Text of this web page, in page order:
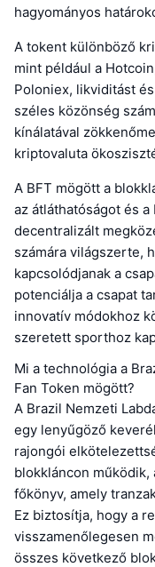
hagyományos
A tokent különböző
mint például a
Poloniex, likviditást
széles közönség
kínálatával
kriptovaluta
A BFT mögött a
az átláthatóságot és
decentralizált
számára világszerte,
kapcsolódjanak a
potenciálja a csapat
innovatív módokhoz
szeretett sporthoz
Mi a technológia a
Fan Token mögött?
A Brazil Nemzeti
egy lenyűgöző
rajongói
blokkláncon
főkönyv, amely
Ez biztosítja, hogy a
visszamenőlegesen
összes következő